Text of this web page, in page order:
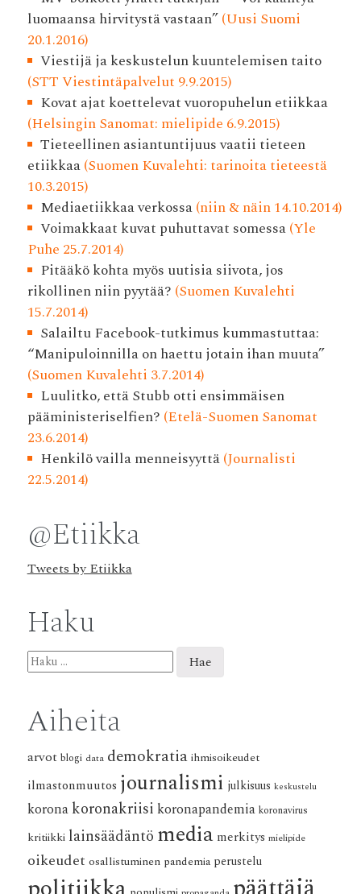
luomaansa hirvitystä vastaan”(Uusi Suomi
20.1.2016)
Viestijä ja keskustelun kuuntelemisen taito
(STT Viestintäpalvelut 9.9.2015)
Kovat ajat koettelevat vuoropuhelun etiikkaa
(Helsingin Sanomat: mielipide 6.9.2015)
Tieteellinen asiantuntijuus vaatii tieteen
etiikkaa(Suomen Kuvalehti: tarinoita tieteestä
10.3.2015)
Mediaetiikkaa verkossa(niin & näin 14.10.2014)
Voimakkaat kuvat puhuttavat somessa(Yle
Puhe 25.7.2014)
Pitääkö kohta myös uutisia siivota, jos
rikollinen niin pyytää? (Suomen Kuvalehti
15.7.2014)
Salailtu Facebook-tutkimus kummastuttaa:
“Manipuloinnilla on haettu jotain ihan muuta”
(Suomen Kuvalehti 3.7.2014)
Luulitko, että Stubb otti ensimmäisen
pääministeriselfien? (Etelä-Suomen Sanomat
23.6.2014)
Henkilö vailla menneisyyttä(Journalisti
22.5.2014)
@Etiikka
Tweets by Etiikka
Haku
Haku:
Aiheita
arvot blogi data demokratia ihmisoikeudet
ilmastonmuutos journalismi julkisuus keskustelu
korona koronakriisi koronapandemia koronavirus
kritiikki lainsäädäntö media merkitys mielipide
oikeudet osallistuminen pandemia perustelu